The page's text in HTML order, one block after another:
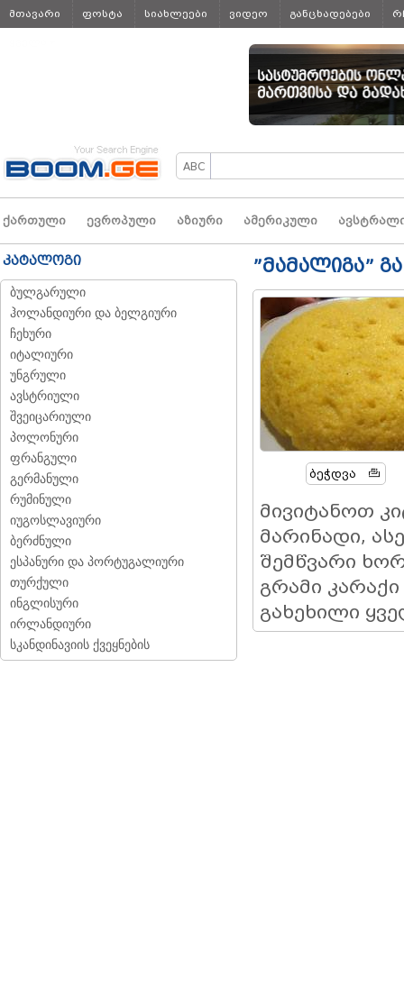
მთავარი ფოსტა სიახლეები ვიდეო განცხადებები
ქართული ევროპული აზიური ამერიკული
კატალოგი
ბულგარული
ჰოლანდიური და ბელგიური
ჩეხური
იტალიური
უნგრული
ავსტრიული
შვეიცარიული
პოლონური
ფრანგული
გერმანული
რუმინული
იუგოსლავიური
ბერძნული
ესპანური და პორტუგალიური
თურქული
ინგლისური
ირლანდიური
სკანდინავიის ქვეყნების
”მამალიგა”
Ბეჭდვა
მივიტანოთ
მარინადი,
შემწვარი
გრამი
გახეხილი